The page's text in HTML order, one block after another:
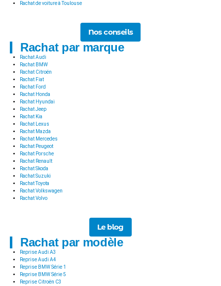
Rachat de voiture à Toulouse
Nos conseils
Rachat par marque
Rachat Audi
Rachat BMW
Rachat Citroën
Rachat Fiat
Rachat Ford
Rachat Honda
Rachat Hyundai
Rachat Jeep
Rachat Kia
Rachat Lexus
Rachat Mazda
Rachat Mercedes
Rachat Peugeot
Rachat Porsche
Rachat Renault
Rachat Skoda
Rachat Suzuki
Rachat Toyota
Rachat Volkswagen
Rachat Volvo
Le blog
Rachat par modèle
Reprise Audi A3
Reprise Audi A4
Reprise BMW Série 1
Reprise BMW Série 5
Reprise Citroën C3